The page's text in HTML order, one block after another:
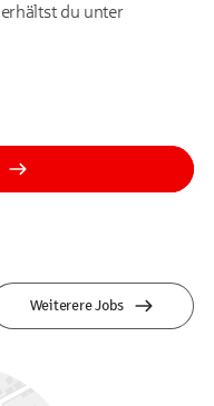
du unter
Weiterere Jobs